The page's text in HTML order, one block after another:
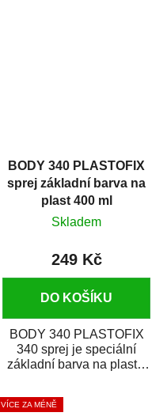
BODY 340 PLASTOFIX
sprej základní barva na
plast 400 ml
Skladem
249 Kč
DO KOŠÍKU
BODY 340 PLASTOFIX
340 sprej je speciální
základní barva na plasty,
vrchních...
VÍCE ZA MÉNĚ